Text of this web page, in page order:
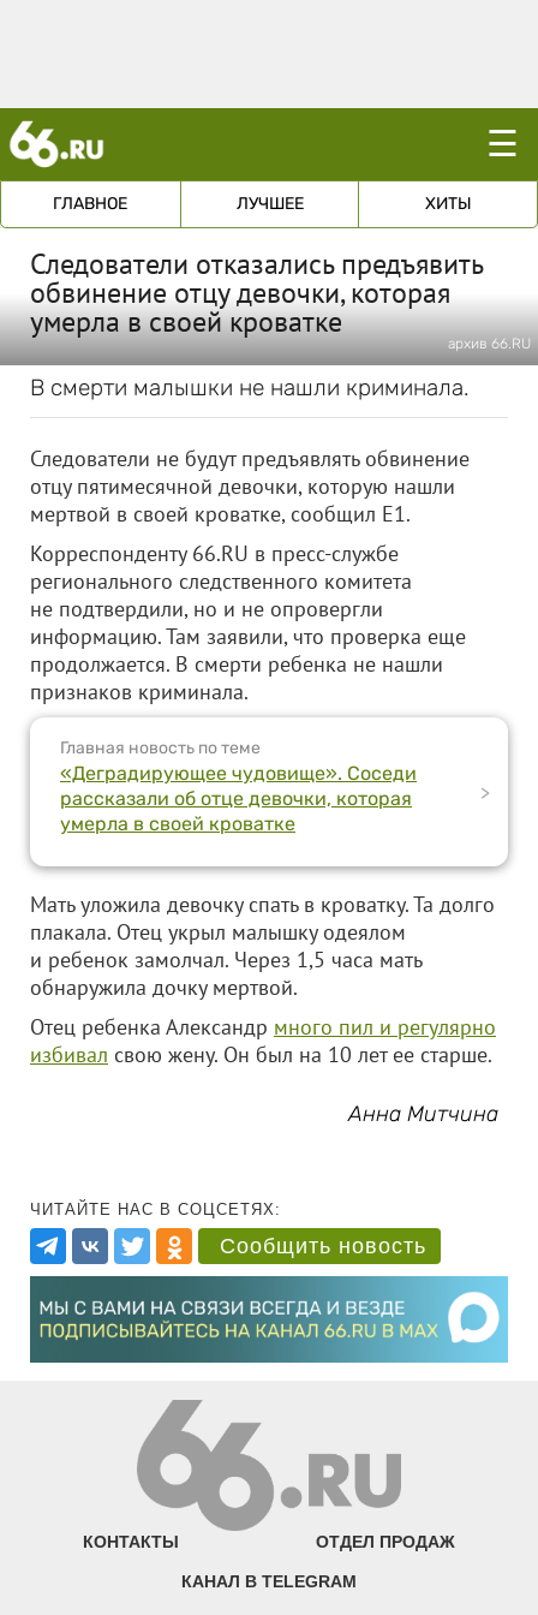
☰
ГЛАВНОЕ ЛУЧШЕЕ ХИТЫ
Следователи отказались предъявить
обвинение отцу девочки, которая
умерла в своей кроватке
архив 66.RU
В смерти малышки не нашли криминала.
Следователи не будут предъявлять обвинение
отцу пятимесячной девочки, которую нашли
мертвой в своей кроватке, сообщил Е1.
Корреспонденту 66.RU в пресс-службе
регионального следственного комитета
не подтвердили, но и не опровергли
информацию. Там заявили, что проверка еще
продолжается. В смерти ребенка не нашли
признаков криминала.
Главная новость по теме
«Деградирующее чудовище». Соседи
рассказали об отце девочки, которая
умерла в своей кроватке
>
Мать уложила девочку спать в кроватку. Та долго
плакала. Отец укрыл малышку одеялом
и ребенок замолчал. Через 1,5 часа мать
обнаружила дочку мертвой.
Отец ребенка Александр много пил и регулярно
избивал свою жену. Он был на 10 лет ее старше.
Анна Митчина
ЧИТАЙТЕ НАС В СОЦСЕТЯХ:
Сообщить новость
КОНТАКТЫ ОТДЕЛ ПРОДАЖ
КАНАЛ В TELEGRAM